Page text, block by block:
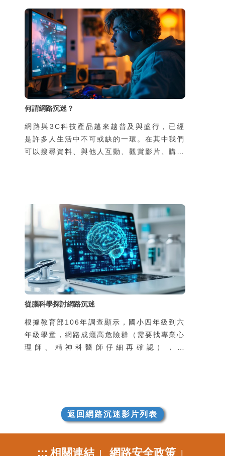
何謂網路沉迷？
網路與3C科技產品越來越普及與盛行，已經
是許多人生活中不可或缺的一環。在其中我們
可以搜尋資料、與他人互動、觀賞影片、購物
從腦科學探討網路沉迷
根據教育部106年調查顯示，國小四年級到六
年級學童，網路成癮高危險群（需要找專業心
理師、精神科醫師仔細再確認），佔
群，也就是說每5個國高中小學生，就有1個
可能會發展成網路成癮。網路世界到底有多大
的魔力，讓學生不由自主的沉溺在網路的世界
中呢？高雄小港醫院精神科柯志鴻醫生，從人
返回網路沉迷影片列表
::: 相關連結| 網路安全政策|